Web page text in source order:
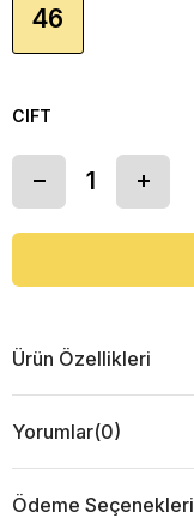
46
CIFT
Ürün Özellikleri
Yorumlar(0)
Ödeme Seçenekleri